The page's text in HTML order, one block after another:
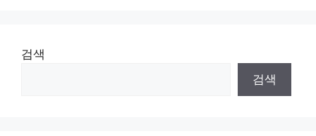
검색
검색